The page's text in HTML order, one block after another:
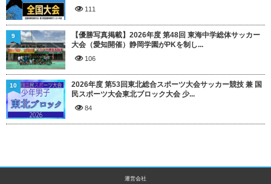
111
【優勝写真掲載】2026年度 第48回 東海中学総体サッカー
大会（愛知開催）静岡学園がPKを制し...
106
9
2026年度 第53回東北総合スポーツ大会サッカー競技 兼 国
民スポーツ大会東北ブロック大会 少...
84
10
運営会社